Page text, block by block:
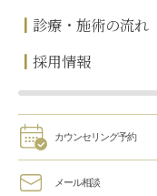
診療・施術の流れ
採用情報
カウンセリング予約
メール相談